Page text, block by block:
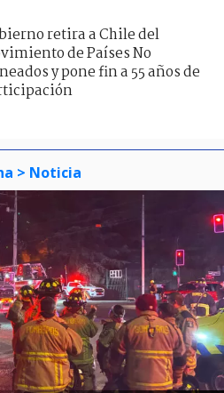
retira a Chile del
de Países No
y pone fin a 55 años de
> Noticia